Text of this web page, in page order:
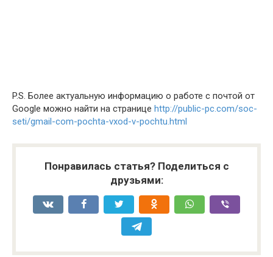
P.S. Более актуальную информацию о работе с почтой от
Google можно найти на странице http://public-pc.com/soc-
seti/gmail-com-pochta-vxod-v-pochtu.html
Понравилась статья? Поделиться с
друзьями: